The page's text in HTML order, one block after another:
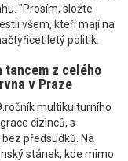
"Prosím, složte
všem, kteří mají na
politik.
tancem z celého
v Praze
multikulturního
cizinců, s
předsudků. Na
stánek, kde mimo